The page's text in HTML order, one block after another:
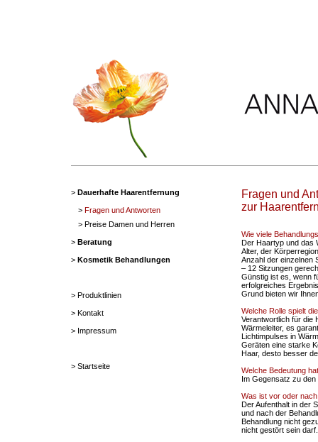
Fragen und
zur
Wie viele
Der Haartyp und das
Alter, der
Anzahl der einzelnen
– 12 Sitzungen
Günstig ist es, wenn
erfolgreiches
Grund bieten wir
Welche Rolle spielt
Verantwortlich für die
Wärmeleiter, es
Lichtimpulses in
Geräten eine starke
Haar, desto besser
Welche Bedeutung
Im Gegensatz zu den
Was ist vor oder
Der Aufenthalt in der
und nach der
Behandlung nicht
nicht gestört sein
> Dauerhafte Haarentfernung
> Fragen und Antworten
> Kosmetik Behandlungen
> Produktlinien
> Kontakt
> Impressum
> Preise Damen und Herren
> Startseite
> Beratung